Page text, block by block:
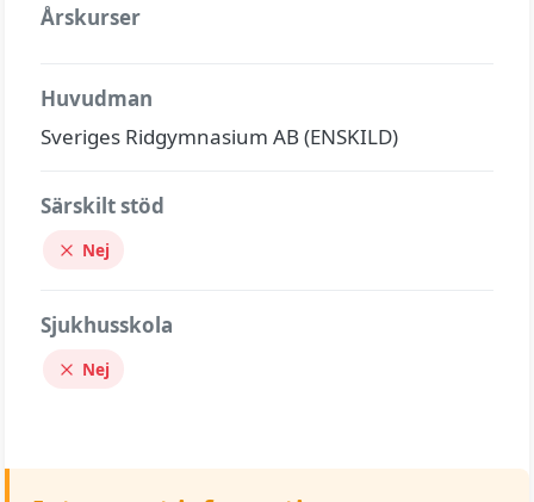
Årskurser
Huvudman
Sveriges Ridgymnasium AB (ENSKILD)
Särskilt stöd
Nej
Sjukhusskola
Nej